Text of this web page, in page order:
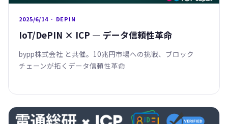
2025/6/14 · DEPIN
IoT/DePIN × ICP — データ信頼性革命
bypp株式会社 と共催。10兆円市場への挑戦、ブロック
チェーンが拓くデータ信頼性革命